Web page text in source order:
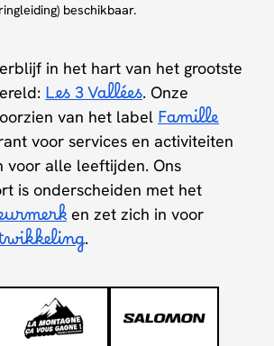
beschikbaar.
in het hart van het grootste
Les 3 Vallées. Onze
van het label Famille
voor services en activiteiten
voor alle leeftijden. Ons
is onderscheiden met het
en zet zich in voor
.